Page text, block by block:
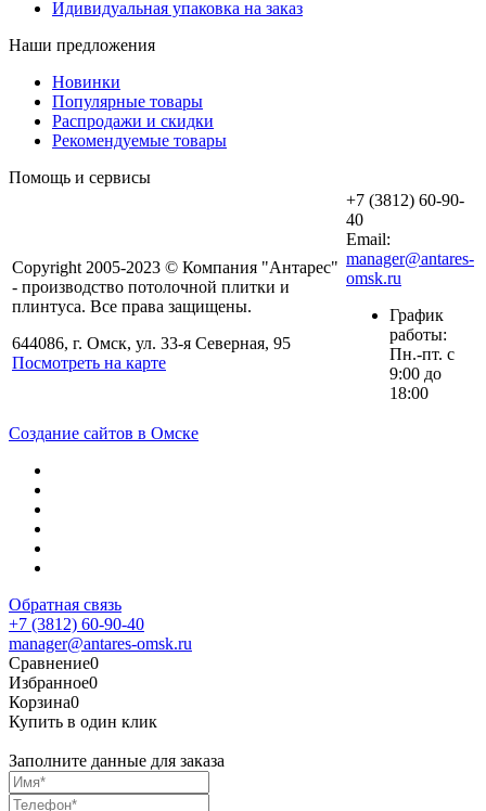
Идивидуальная упаковка на заказ
Наши предложения
Новинки
Популярные товары
Распродажи и скидки
Рекомендуемые товары
Помощь и сервисы
Copyright 2005-2023 © Компания "Антарес"
- производство потолочной плитки и
плинтуса. Все права защищены.
644086, г. Омск, ул. 33-я Северная, 95
Посмотреть на карте
+7 (3812) 60-90-
40
Email:
manager@antares-
omsk.ru
График
работы:
Пн.-пт. с
9:00 до
18:00
Создание сайтов в Омске
Обратная связь
+7 (3812) 60-90-40
manager@antares-omsk.ru
Сравнение0
Избранное0
Корзина0
Купить в один клик
Заполните данные для заказа